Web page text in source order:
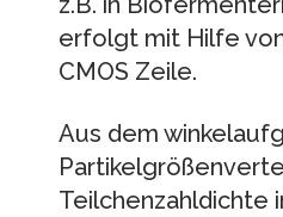
erfolgt mit Hilfe
CMOS Zeile.
Aus dem
Teilchenzahldichte